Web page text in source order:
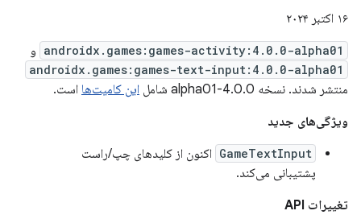
۱۶ اکتبر ۲۰۲۴
androidx.games:games-activity:4.0.0-alpha01 و
androidx.games:games-text-input:4.0.0-alpha01
منتشر شدند. نسخه 4.0.0-alpha01 شامل این کامیت‌ها است.
ویژگی‌های جدید
GameTextInput اکنون از کلیدهای چپ/راست
پشتیبانی می‌کند.
تغییرات API